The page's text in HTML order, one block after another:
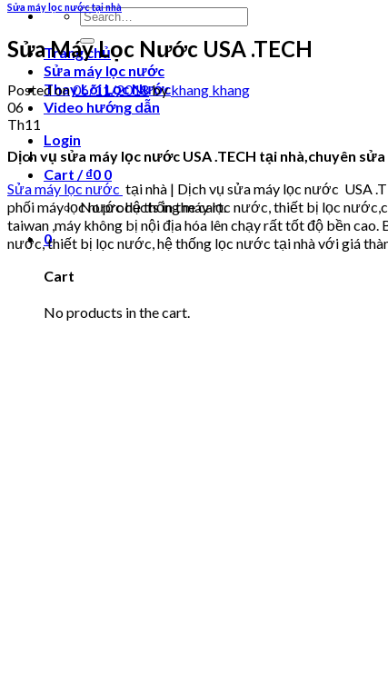
Search
for:
Trang chủ
Sửa máy lọc nước
Thay Lõi Lọc Nước
Video hướng dẫn
Login
Cart /₫0 0
No products in the cart.
0
Cart
No products in the cart.
Sửa máy lọc nước tại nhà
Sửa Máy Lọc Nước USA .TECH
Posted on06/11/2018bykhang khang
06
Th11
Dịch vụ sửa máy lọc nước USA .TECH tại nhà,chuyên
Sửa máy lọc nước tại nhà | Dịch vụ sửa máy lọc nước USA
phối máy lọc nước hệ thống máy lọc nước, thiết bị lọc
taiwan ,máy không bị nội địa hóa lên chạy rất tốt độ bền cao.
nước, thiết bị lọc nước, hệ thống lọc nước tại nhà với giá